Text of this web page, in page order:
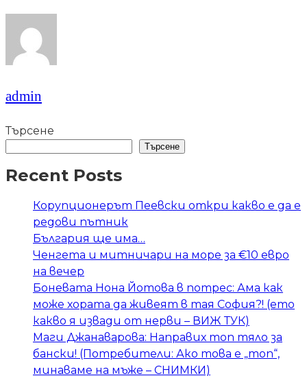
admin
Търсене
Търсене
Recent Posts
Корупционерът Пеевски откри какво е да е
редови пътник
България ще има…
Ченгета и митничари на море за €10 евро
на вечер
Боневата Нона Йотова в потрес: Ама как
може хората да живеят в тая София?! (ето
какво я извади от нерви – ВИЖ ТУК)
Маги Джанаварова: Направих топ тяло за
бански! (Потребители: Ако това е „топ“,
минаваме на мъже – СНИМКИ)